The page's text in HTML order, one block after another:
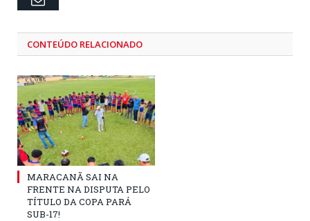
CONTEÚDO RELACIONADO
MARACANÃ SAI NA
FRENTE NA DISPUTA PELO
TÍTULO DA COPA PARÁ
SUB-17!